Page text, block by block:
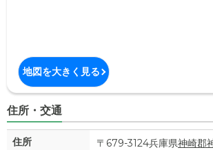
地図を大きく見る
住所・交通
住所 〒679-3124兵庫県神崎郡